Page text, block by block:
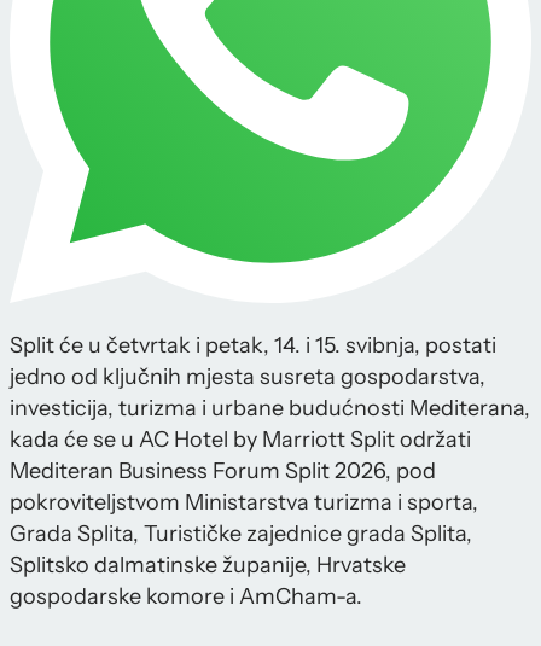
Split će u četvrtak i petak, 14. i 15. svibnja, postati
jedno od ključnih mjesta susreta gospodarstva,
investicija, turizma i urbane budućnosti Mediterana,
kada će se u AC Hotel by Marriott Split održati
Mediteran Business Forum Split 2026, pod
pokroviteljstvom Ministarstva turizma i sporta,
Grada Splita, Turističke zajednice grada Splita,
Splitsko dalmatinske županije, Hrvatske
gospodarske komore i AmCham-a.